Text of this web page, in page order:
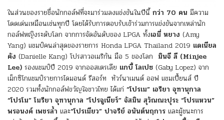
ในส่วนของรายชื่อนักกอล์ฟที่จะมาร่วมลงแข่งขันในปีนี้ กว่า 70 คน มีความ
โดดเด่นเหมือนเช่นทุกปี โดยได้รับการตอบรับเข้าร่วมการแข่งขันจากเหล่านัก
กอล์ฟหญิงระดับโลก จากการจัดอันดับของ LPGA ทั้งเอมี่ หยาง (Amy
Yang) แชมป์คนล่าสุดของรายการ Honda LPGA Thailand 2019 แดเนียล
คัง (Danielle Kang) โปรสาวอเมริกัน มือ 5 ของโลก มินจี ลี (Minjee
Lee) รองแชมป์ปี 2019 จากออสเตรเลีย แกบี้ โลเปซ (Gaby Lopez) จาก
เม็กซิโกแชมป์รายการไดมอนด์ รีสอร์ท ทัวร์นาเมนต์ ออฟ แชมเปี้ยนส์ ปี
2020 รวมทั้งนักกอล์ฟขวัญใจชาวไทย ได้แก่ “โปรเม” เอรียา จุฑานุกาล
“โปรโม” โมรียา จุฑานุกาล “โปรจูเนียร์” จัสมิน สุวัณณะปุระ “โปรแหวน”
พรอนงค์ เพชรล้ำ และ“โปรเมียว” ปาจรีย์ อนันต์นฤการ และผู้ชนะการ